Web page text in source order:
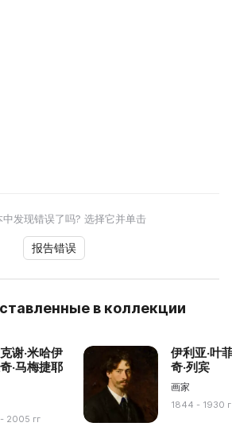
中发现错误了吗? 选择它并单击
报告错误
в коллекции
谢·米哈伊
·马梅捷耶
2005 гг
伊利亚·叶
奇·列宾
画家
1844 - 1930